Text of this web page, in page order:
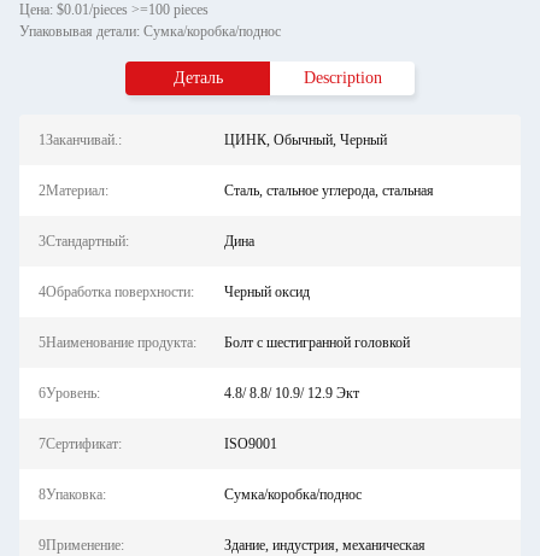
Цена: $0.01/pieces >=100 pieces
Упаковывая детали: Сумка/коробка/поднос
Деталь Description
1Заканчивай.: ЦИНК, Обычный, Черный
2Материал: Сталь, стальное углерода, стальная
3Стандартный: Дина
4Обработка поверхности: Черный оксид
5Наименование продукта: Болт с шестигранной головкой
6Уровень: 4.8/ 8.8/ 10.9/ 12.9 Экт
7Сертификат: ISO9001
8Упаковка: Сумка/коробка/поднос
9Применение: Здание, индустрия, механическая